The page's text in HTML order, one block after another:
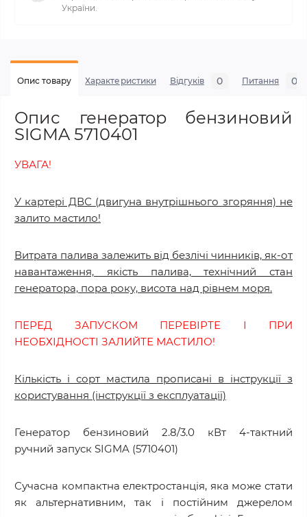
України.
Опис товару Характеристики Відгуків 0 Питання 0
Опис генератор бензиновий
SIGMA 5710401
УВАГА!
У картері ДВС (двигуна внутрішнього згоряння) не
залито мастило!
Витрата палива залежить від безлічі чинників, як-от
навантаження, якість палива, технічний стан
генератора, пора року, висота над рівнем моря.
ПЕРЕД ЗАПУСКОМ ПЕРЕВІРТЕ І ПРИ
НЕОБХІДНОСТІ ЗАЛИЙТЕ МАСТИЛО!
Кількість і сорт мастила прописані в інструкції з
користування (інструкції з експлуатації)
Генератор бензиновий 2.8/3.0 кВт 4-тактний
ручний запуск SIGMA (5710401)
Сучасна компактна електростанція, яка може стати
як альтернативним, так і постійним джерелом